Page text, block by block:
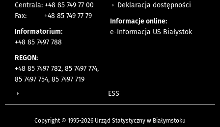
Centrala: +48 85 749 77 00
Fax:
+48 85 749 77 79
Informatorium:
+48 85 7497 788
REGON:
+48 85 7497 782, 85 7497 774,
85 7497 754, 85 7497 719
Deklaracja dostępności
Informacje online:
e-Informacja US Białystok
ESS
Copyright © 1995-2026 Urząd Statystyczny w Białymstoku